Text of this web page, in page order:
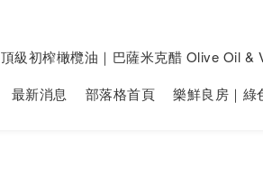
頂級初榨橄欖油｜巴薩米克醋 Olive Oil &
最新消息 部落格首頁 樂鮮良房｜綠